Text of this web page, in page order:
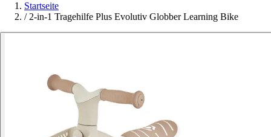
Startseite
/ 2-in-1 Tragehilfe Plus Evolutiv Globber Learning Bike